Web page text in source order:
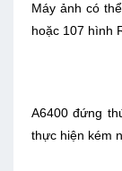
Máy ảnh có
hoặc 107 hình
A6400 đứng
thực hiện kém